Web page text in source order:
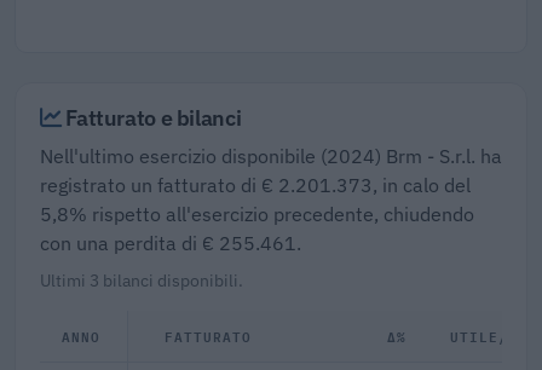
Fatturato e bilanci
Nell'ultimo esercizio disponibile (2024) Brm - S.r.l. ha
registrato un fatturato di € 2.201.373, in calo del
5,8% rispetto all'esercizio precedente, chiudendo
con una perdita di € 255.461.
Ultimi 3 bilanci disponibili.
ANNO FATTURATO Δ% UTILE/